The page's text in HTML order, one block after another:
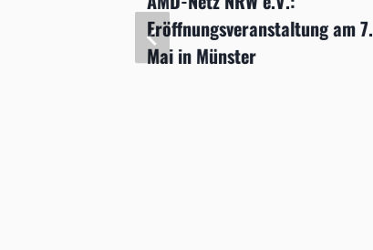
Eröffnungsveranstaltung am 7.
Mai in Münster